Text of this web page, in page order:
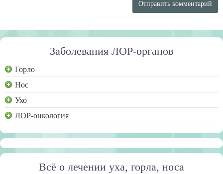
Заболевания ЛОР-органов
Горло
Нос
Ухо
ЛОР-онкология
Всё о лечении уха, горла, носа